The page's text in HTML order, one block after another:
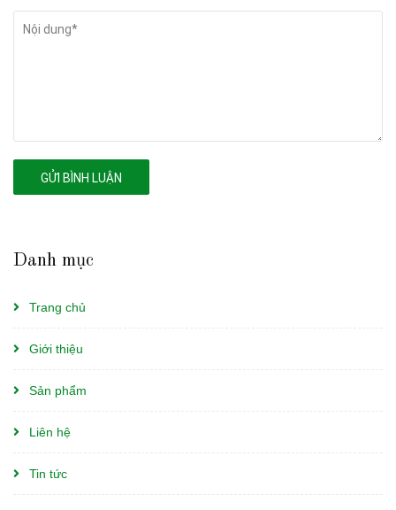
Danh mục
Trang chủ
Giới thiệu
Sản phẩm
Liên hệ
Tin tức
GỬI BÌNH LUẬN